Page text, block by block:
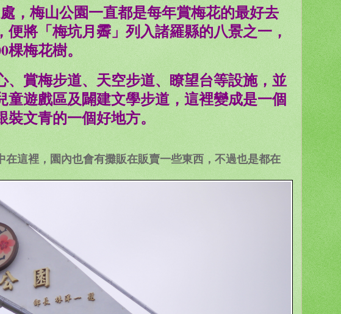
，梅山公園一直都是每年賞梅花的最好去
將「梅坑月霽」列入諸羅縣的八景之一，
梅花樹。
賞梅步道、天空步道、瞭望台等設施，並
遊戲區及闢建文學步道，這裡變成是一個
文青的一個好地方。
這裡，園內也會有攤販在販賣一些東西，不過也是都在